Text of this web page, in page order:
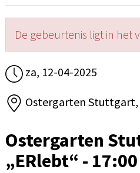
De gebeurtenis ligt in het
za, 12-04-2025
Ostergarten
Ostergarten
„ERlebt“ -